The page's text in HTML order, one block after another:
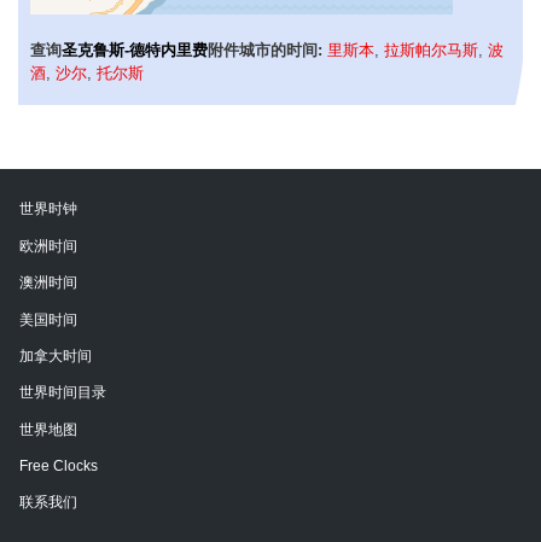
查询圣克鲁斯-德特内里费附件城市的时间: 里斯本 拉斯帕尔马斯 波
酒 沙尔 托尔斯
世界时钟
欧洲时间
澳洲时间
美国时间
加拿大时间
世界时间目录
世界地图
Free Clocks
联系我们